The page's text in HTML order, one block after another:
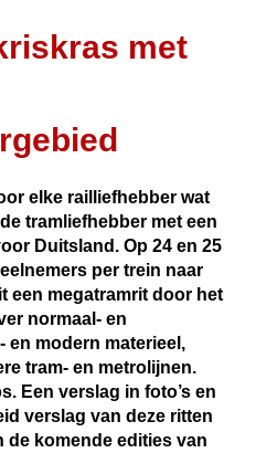
met
elke railliefhebber wat
tramliefhebber met een
Duitsland. Op 24 en 25
per trein naar
een megatramrit door het
normaal- en
en modern materieel,
tram- en metrolijnen.
Een verslag in foto’s en
verslag van deze ritten
komende edities van